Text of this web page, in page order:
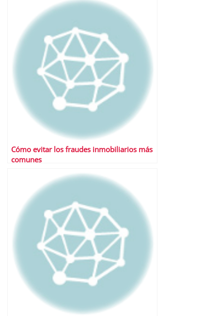
Cómo evitar los fraudes inmobiliarios más
comunes